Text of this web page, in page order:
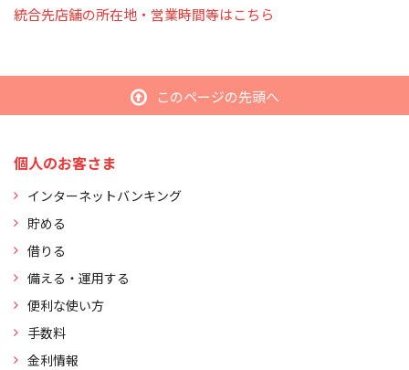
統合先店舗の所在地・営業時間等はこちら
このページの先頭へ
個人のお客さま
インターネットバンキング
貯める
借りる
備える・運用する
便利な使い方
手数料
金利情報